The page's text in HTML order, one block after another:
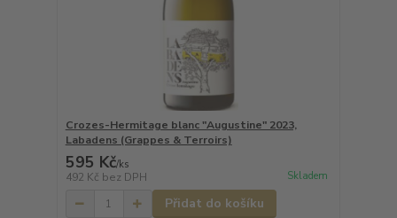
Crozes-Hermitage blanc "Augustine" 2023,
Labadens (Grappes & Terroirs)
595 Kč/ks
492 Kč bez DPH Skladem
Přidat do košíku